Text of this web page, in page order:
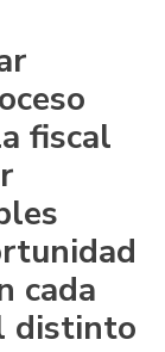
fiscal
cada
distinto